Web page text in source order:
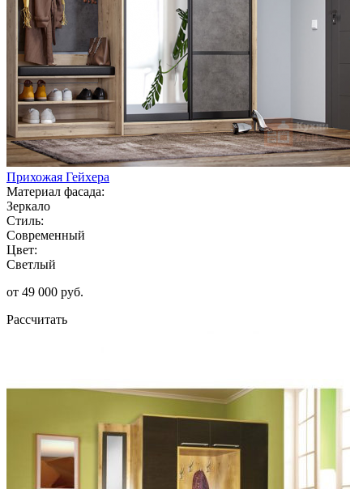
Прихожая Гейхера
Материал фасада:
Зеркало
Стиль:
Современный
Цвет:
Светлый
от 49 000 руб.
Рассчитать